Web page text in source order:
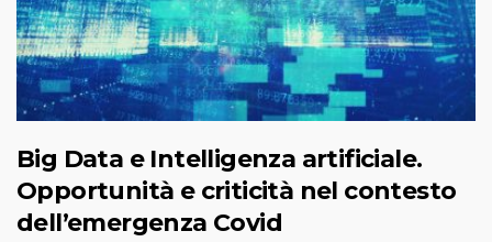
Big Data e Intelligenza artificiale.
Opportunità e criticità nel contesto
dell’emergenza Covid